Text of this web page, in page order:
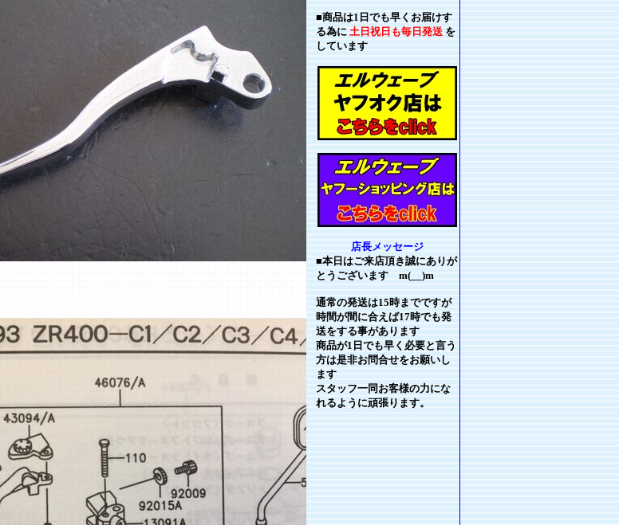
■商品は1日でも早くお届けす
る為に 土日祝日も毎日発送 を
しています
店長メッセージ
■本日はご来店頂き誠にありが
とうございます m(__)m
通常の発送は15時までですが
時間が間に合えば17時でも発
送をする事があります
商品が1日でも早く必要と言う
方は是非お問合せをお願いし
ます
スタッフ一同お客様の力にな
れるように頑張ります。